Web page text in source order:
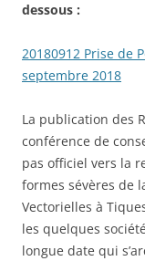
dessous :
20180912 Prise de
septembre 2018
La publication des
conférence de
pas officiel vers la
formes sévères de
Vectorielles à
les quelques
longue date qui